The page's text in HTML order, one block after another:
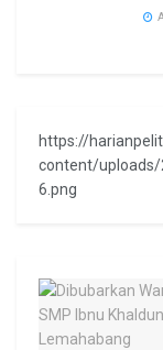
https://
content/uploads/
6.png